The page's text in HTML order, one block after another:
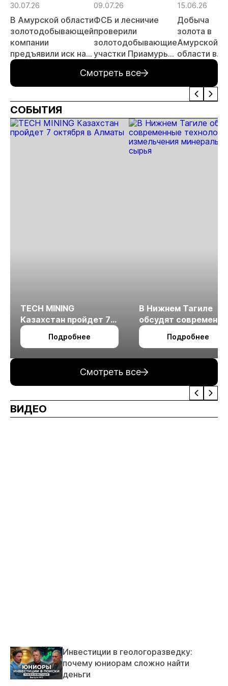
МСБ
30.07.26
В Амурской области
золотодобывающей
компании
предъявили иск на
23,8 млн рублей за
фонду
09.07.26
ФСБ и лесничие
проверили
золотодобывающие
участки Приамурья
15.06.26
Добыча
золота в
Амурской
области в
январе-мае
на 1,8%
Смотреть все
СОБЫТИЯ
TECH MINING
Казахстан пройдет 7
октября в Алматы
Подробнее
В Нижнем Тагиле
обсудят
технологии
измельчения
Подробнее
Смотреть все
ВИДЕО
Инвестиции в геологоразведку:
почему юниорам сложно найти
деньги